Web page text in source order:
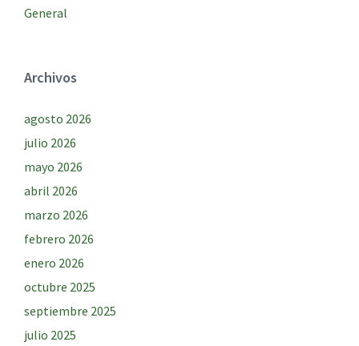
General
Archivos
agosto 2026
julio 2026
mayo 2026
abril 2026
marzo 2026
febrero 2026
enero 2026
octubre 2025
septiembre 2025
julio 2025